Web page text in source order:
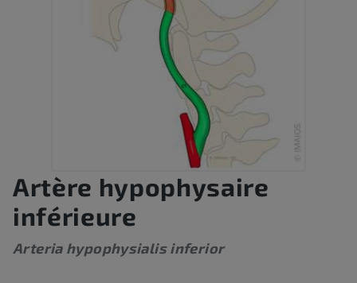
Artère hypophysaire
inférieure
Arteria hypophysialis inferior